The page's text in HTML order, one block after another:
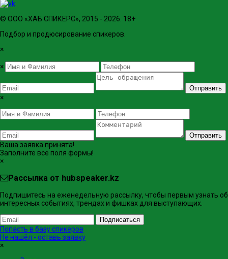
© ООО «ХАБ СПИКЕРС», 2015 - 2026. 18+
Подбор и продюсирование спикеров.
×
×
Отправить
×
Отправить
Ваша заявка принята!
Заполните все поля формы!
×
Рассылка от hubspeaker.kz
Подпишитесь на еженедельную рассылку, чтобы первым узнать об
интересных событиях, трендах и фишках ​для выступающих.
Подписаться
Попасть в базу спикеров
Не нашёл - оставь заявку
×